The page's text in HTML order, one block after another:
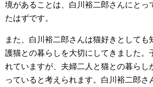
境があることは、白川裕二郎さんにとっ
たはずです。
また、白川裕二郎さんは猫好きとしても
護猫との暮らしを大切にしてきました。
れていますが、夫婦二人と猫との暮らし
っていると考えられます。白川裕二郎さ